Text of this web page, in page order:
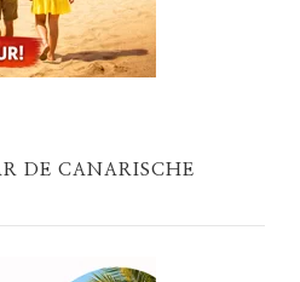
DE CANARISCHE